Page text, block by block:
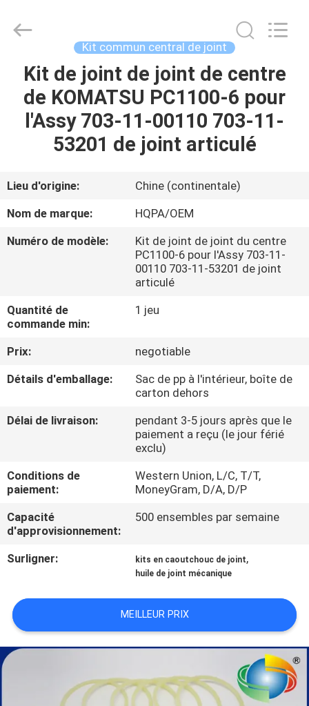
MAISON
PRODUITS
SUJET
DE
NOUS
D'USINE
CONTRÔLE
QUALITÉ
SITE
PRIVACY
POLICY
Management
Services
Reserved.
Kit commun central de joint
Kit de joint de joint de centre
de KOMATSU PC1100-6 pour
l'Assy 703-11-00110 703-11-
53201 de joint articulé
Lieu d'origine:
Chine (continentale)
Nom de marque:
HQPA/OEM
Numéro de modèle:
Kit de joint de joint du centre
PC1100-6 pour l'Assy 703-11-
00110 703-11-53201 de joint
articulé
Quantité de
commande min:
1 jeu
Prix:
negotiable
Détails d'emballage:
Sac de pp à l'intérieur, boîte de
carton dehors
Délai de livraison:
pendant 3-5 jours après que le
paiement a reçu (le jour férié
exclu)
Conditions de
paiement:
Western Union, L/C, T/T,
MoneyGram, D/A, D/P
Capacité
d'approvisionnement:
500 ensembles par semaine
Surligner: kits en caoutchouc de joint,
huile de joint mécanique
MEILLEUR PRIX